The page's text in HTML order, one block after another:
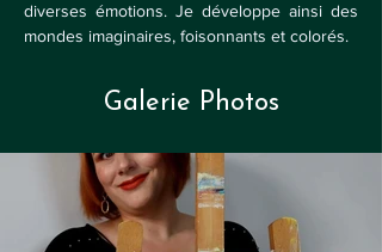
diverses émotions. Je développe ainsi des
mondes imaginaires, foisonnants et colorés.
Galerie Photos